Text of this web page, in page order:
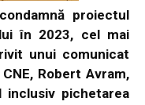
proiectul
în 2023, cel mai
unui comunicat
Robert Avram,
pichetarea